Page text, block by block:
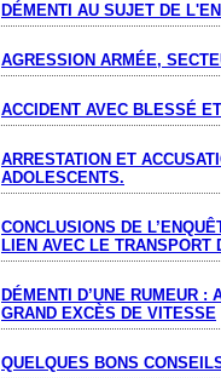
DÉMENTI AU SUJET DE
AGRESSION ARMÉE,
ACCIDENT AVEC BLESSÉ
ARRESTATION ET
ADOLESCENTS.
CONCLUSIONS DE
LIEN AVEC LE TRANSPORT
DÉMENTI D’UNE RUMEUR :
GRAND EXCÈS DE VITESSE
QUELQUES BONS